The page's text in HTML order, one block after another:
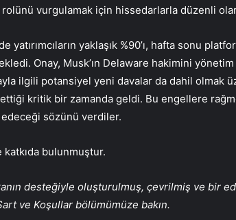
rolünü vurgulamak için hissedarlarla düzenli
yatırımcıların yaklaşık %90’ı, hafta sonu
Onay, Musk’ın Delaware hakimini yönetim
ilgili potansiyel yeni davalar da dahil olmak
kritik bir zamanda geldi. Bu engellere
sözünü verdiler.
bulunmuştur.
desteğiyle oluşturulmuş, çevrilmiş ve bir
ve Koşullar bölümümüze bakın.